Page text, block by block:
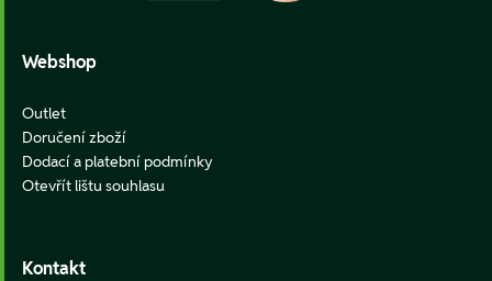
Webshop
Outlet
Doručení zboží
Dodací a platební podmínky
Otevřít lištu souhlasu
Kontakt